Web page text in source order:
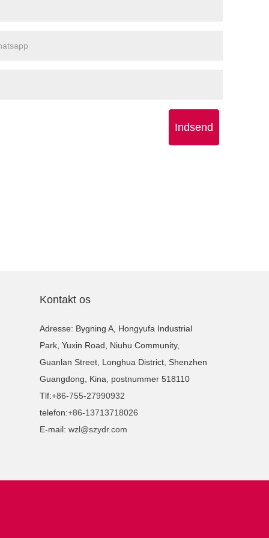
Indsend
Kontakt os
Adresse: Bygning A, Hongyufa Industrial
Park, Yuxin Road, Niuhu Community,
Guanlan Street, Longhua District, Shenzhen
Guangdong, Kina, postnummer 518110
Tlf:+86-755-27990932
telefon:+86-13713718026
E-mail: wzl@szydr.com